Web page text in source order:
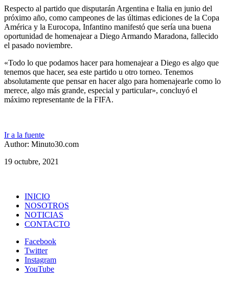
Respecto al partido que disputarán Argentina e Italia en junio del
próximo año, como campeones de las últimas ediciones de la Copa
América y la Eurocopa, Infantino manifestó que sería una buena
oportunidad de homenajear a Diego Armando Maradona, fallecido
el pasado noviembre.
«Todo lo que podamos hacer para homenajear a Diego es algo que
tenemos que hacer, sea este partido u otro torneo. Tenemos
absolutamente que pensar en hacer algo para homenajearle como lo
merece, algo más grande, especial y particular», concluyó el
máximo representante de la FIFA.
Ir a la fuente
Author: Minuto30.com
19 octubre, 2021
INICIO
NOSOTROS
NOTICIAS
CONTACTO
Facebook
Twitter
Instagram
YouTube